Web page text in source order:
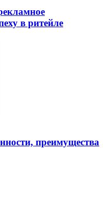
в ритейле
преимущества